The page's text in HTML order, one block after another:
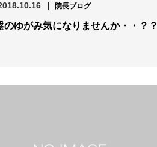
院長ブログ
のゆがみ気になりませんか・・？？